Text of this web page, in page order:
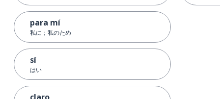
para mí
私に；私のため
sí
はい